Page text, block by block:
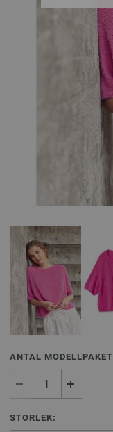
ANTAL MODELLPAKET
STORLEK: